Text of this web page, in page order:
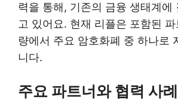
력을 통해, 기존의 금융 생태계에
고 있어요. 현재 리플은 포함된
량에서 주요 암호화폐 중 하나로
니다.
주요 파트너와 협력 사례